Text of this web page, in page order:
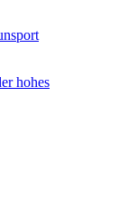
hohes